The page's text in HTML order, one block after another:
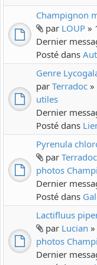
Champignon
par LOUP »
Dernier
Posté dans
Genre
par Terradoc »
utiles
Dernier
Posté dans
Pyrenula
par Terradoc
photos
Dernier
Posté dans
Lactifluus
par Lucian
photos
Dernier